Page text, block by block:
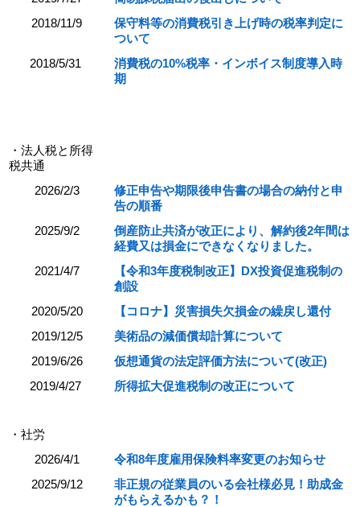
2018/11/9
保守料等の消費税引き上げ時の税率判定に
ついて
2018/5/31
消費税の10%税率・インボイス制度導入時
期
・法人税と所得
税共通
2026/2/3
修正申告や期限後申告書の場合の納付と申
告の順番
2025/9/2
倒産防止共済が改正により、解約後2年間は
経費又は損金にできなくなりました。
2021/4/7
【令和3年度税制改正】DX投資促進税制の
創設
2020/5/20
【コロナ】災害損失欠損金の繰戻し還付
2019/12/5
美術品の減価償却計算について
2019/6/26
仮想通貨の法定評価方法について(改正)
2019/4/27
所得拡大促進税制の改正について
・社労
2026/4/1
令和8年度雇用保険料率変更のお知らせ
2025/9/12
非正規の従業員のいる会社様必見！助成金
がもらえるかも？！